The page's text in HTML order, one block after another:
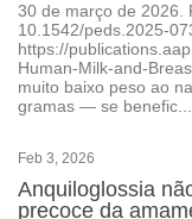
30 de março de 2026.
10.1542/peds.2025-
https://
Human-Milk-and-
muito baixo peso ao
gramas — se benefic...
Feb 3, 2026
Anquiloglossia
precoce da